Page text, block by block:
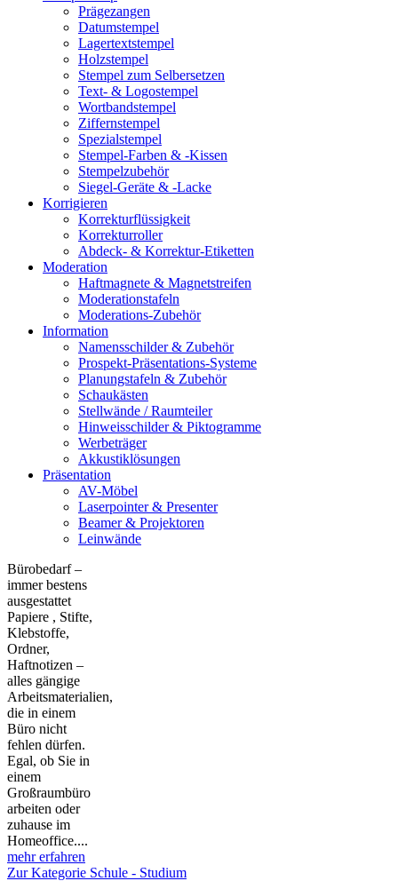
Prägezangen
Datumstempel
Lagertextstempel
Holzstempel
Stempel zum Selbersetzen
Text- & Logostempel
Wortbandstempel
Ziffernstempel
Spezialstempel
Stempel-Farben & -Kissen
Stempelzubehör
Siegel-Geräte & -Lacke
Korrigieren
Korrekturflüssigkeit
Korrekturroller
Abdeck- & Korrektur-Etiketten
Moderation
Haftmagnete & Magnetstreifen
Moderationstafeln
Moderations-Zubehör
Information
Namensschilder & Zubehör
Prospekt-Präsentations-Systeme
Planungstafeln & Zubehör
Schaukästen
Stellwände / Raumteiler
Hinweisschilder & Piktogramme
Werbeträger
Akkustiklösungen
Präsentation
AV-Möbel
Laserpointer & Presenter
Beamer & Projektoren
Leinwände
Bürobedarf –
immer bestens
ausgestattet
Papiere , Stifte,
Klebstoffe,
Ordner,
Haftnotizen –
alles gängige
Arbeitsmaterialien,
die in einem
Büro nicht
fehlen dürfen.
Egal, ob Sie in
einem
Großraumbüro
arbeiten oder
zuhause im
Homeoffice....
mehr erfahren
Zur Kategorie Schule - Studium